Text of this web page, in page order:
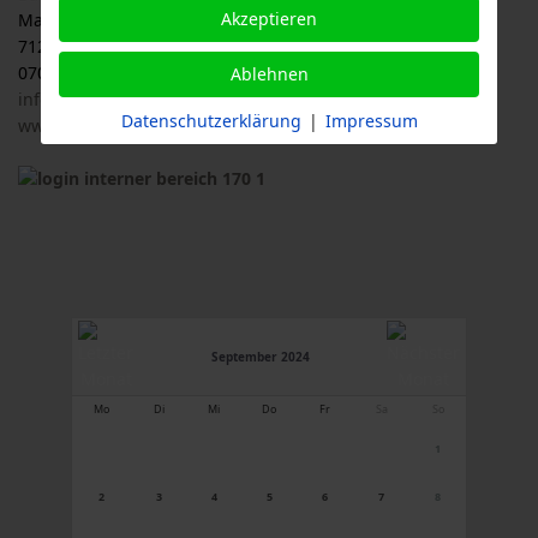
Malersbuckel 11
71263 Weil der Stadt
07033 / 69 23 902
info@logl-bw.de
www.logl-bw.de
September 2024
Mo Di Mi Do Fr
1
2 3 4 5 6 7 8
Akzeptieren
Ablehnen
Datenschutzerklärung | Impressum